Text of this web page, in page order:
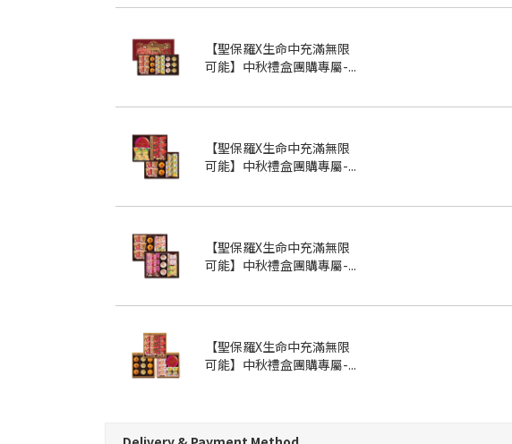
【聖保羅X生命中充滿無限
可能】中秋禮盒團購專屬-...
【聖保羅X生命中充滿無限
可能】中秋禮盒團購專屬-...
【聖保羅X生命中充滿無限
可能】中秋禮盒團購專屬-...
【聖保羅X生命中充滿無限
可能】中秋禮盒團購專屬-...